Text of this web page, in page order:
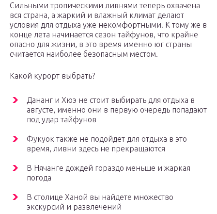
Сильными тропическими ливнями теперь охвачена
вся страна, а жаркий и влажный климат делают
условия для отдыха уже некомфортными. К тому же в
конце лета начинается сезон тайфунов, что крайне
опасно для жизни, в это время именно юг страны
считается наиболее безопасным местом.
Какой курорт выбрать?
Дананг и Хюэ не стоит выбирать для отдыха в
августе, именно они в первую очередь попадают
под удар тайфунов
Фукуок также не подойдет для отдыха в это
время, ливни здесь не прекращаются
В Нячанге дождей гораздо меньше и жаркая
погода
В столице Ханой вы найдете множество
экскурсий и развлечений